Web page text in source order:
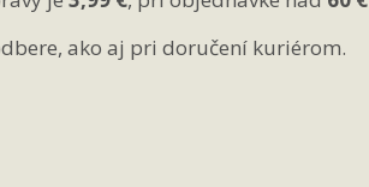
ako aj pri doručení kuriérom.